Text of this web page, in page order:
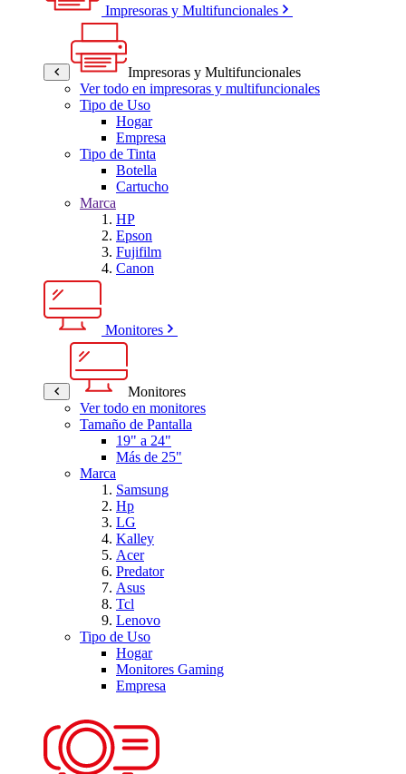
Impresoras y Multifuncionales
Impresoras y Multifuncionales
Ver todo en impresoras y multifuncionales
Tipo de Uso
Hogar
Empresa
Tipo de Tinta
Botella
Cartucho
Marca
HP
Epson
Fujifilm
Canon
Monitores
Monitores
Ver todo en monitores
Tamaño de Pantalla
19" a 24"
Más de 25"
Marca
Samsung
Hp
LG
Kalley
Acer
Predator
Asus
Tcl
Lenovo
Tipo de Uso
Hogar
Monitores Gaming
Empresa